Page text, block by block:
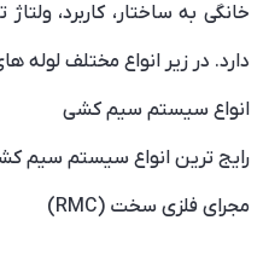
خانگی به ساختار، کاربرد،
دارد. در زیر انواع مختلف
انواع سیستم سیم کشی
رایج ترین انواع سیستم سیم
مجرای فلزی سخت (RMC)